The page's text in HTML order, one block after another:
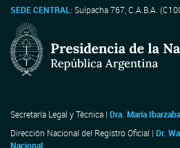
SEDE CENTRAL:Suipacha 767, C.A.B.A.
Secretaría Legal y Técnica | Dra. María
Dirección Nacional del Registro Oficial | Dr.
Nacional